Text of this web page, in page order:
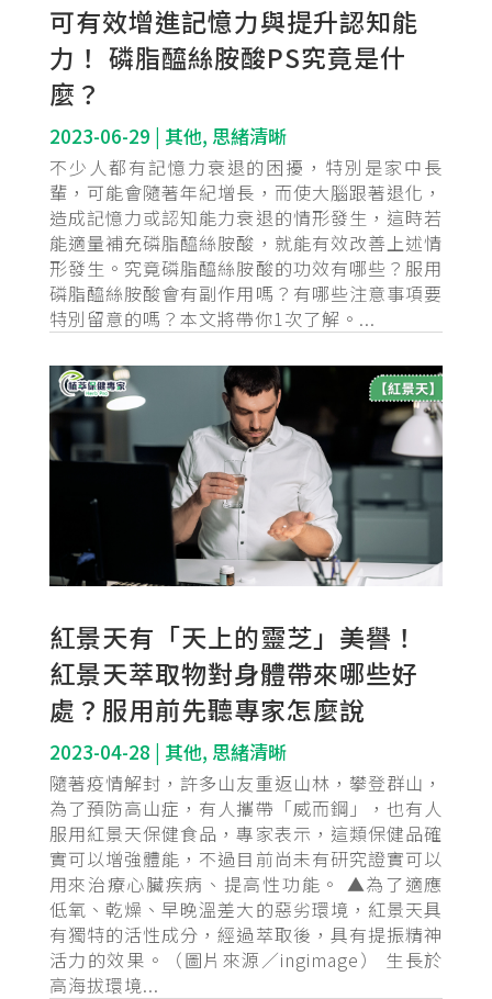
可有效增進記憶力與提升認知能
力！ 磷脂醯絲胺酸PS究竟是什
麼？
2023-06-29 | 其他, 思緒清晰
不少人都有記憶力衰退的困擾，特別是家中長
輩，可能會隨著年紀增長，而使大腦跟著退化，
造成記憶力或認知能力衰退的情形發生，這時若
能適量補充磷脂醯絲胺酸，就能有效改善上述情
形發生。究竟磷脂醯絲胺酸的功效有哪些？服用
磷脂醯絲胺酸會有副作用嗎？有哪些注意事項要
特別留意的嗎？本文將帶你1次了解。...
紅景天有「天上的靈芝」美譽！
紅景天萃取物對身體帶來哪些好
處？服用前先聽專家怎麼說
2023-04-28 | 其他, 思緒清晰
隨著疫情解封，許多山友重返山林，攀登群山，
為了預防高山症，有人攜帶「威而鋼」，也有人
服用紅景天保健食品，專家表示，這類保健品確
實可以增強體能，不過目前尚未有研究證實可以
用來治療心臟疾病、提高性功能。 ▲為了適應
低氧、乾燥、早晚溫差大的惡劣環境，紅景天具
有獨特的活性成分，經過萃取後，具有提振精神
活力的效果。（圖片來源／ingimage） 生長於
高海拔環境...